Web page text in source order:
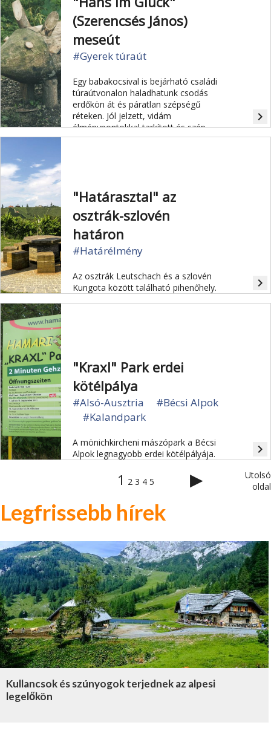
(Szerencsés János)
meseút
#Gyerek túraút
Egy babakocsival is bejárható családi
túraútvonalon haladhatunk csodás
erdőkön át és páratlan szépségű
réteken. Jól jelzett, vidám
élménypontokkal tarkított és szép
pihenőhelyekkel gazdagított
navigate_next
"Határasztal" az
osztrák-szlovén
határon
#Határélmény
Az osztrák Leutschach és a szlovén
Kungota között található pihenőhely.
navigate_next
"Kraxl" Park erdei
kötélpálya
#Alsó-Ausztria
#Bécsi Alpok
#Kalandpark
A mönichkircheni mászópark a Bécsi
Alpok legnagyobb erdei kötélpályája.
navigate_next
1 2 3 4 5 ▶
Utolsó
oldal
Legfrissebb hírek
Kullancsok és szúnyogok terjednek az alpesi
legelőkön